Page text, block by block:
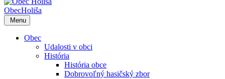
ObecHoliša
Menu
Obec
Udalosti v obci
História
História obce
Dobrovoľný hasičský zbor